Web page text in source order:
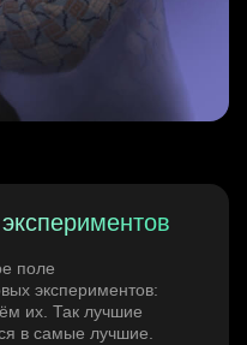
поле
экспериментов:
их. Так лучшие
в самые лучшие.